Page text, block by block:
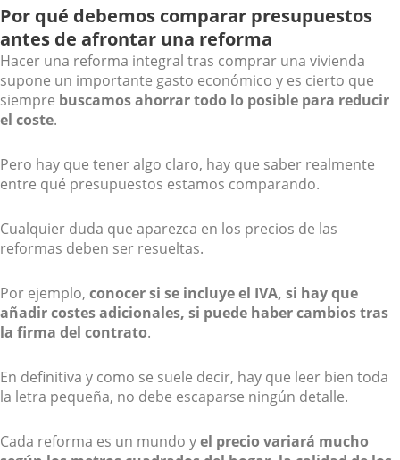
Por qué debemos comparar presupuestos
antes de afrontar una reforma
Hacer una reforma integral tras comprar una vivienda
supone un importante gasto económico y es cierto que
siempre buscamos ahorrar todo lo posible para reducir
el coste.
Pero hay que tener algo claro, hay que saber realmente
entre qué presupuestos estamos comparando.
Cualquier duda que aparezca en los precios de las
reformas deben ser resueltas.
Por ejemplo, conocer si se incluye el IVA, si hay que
añadir costes adicionales, si puede haber cambios tras
la firma del contrato.
En definitiva y como se suele decir, hay que leer bien toda
la letra pequeña, no debe escaparse ningún detalle.
Cada reforma es un mundo yel precio variará mucho